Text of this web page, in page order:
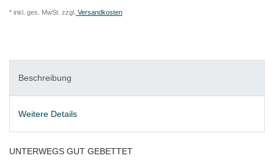
* inkl. ges. MwSt. zzgl. Versandkosten
Beschreibung
Weitere Details
UNTERWEGS GUT GEBETTET